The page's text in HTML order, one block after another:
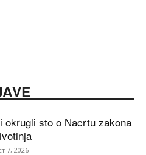
okrugli sto o Nacrtu zakona
7, 2026